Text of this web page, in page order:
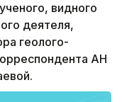
видного
деятеля,
геолого-
АН